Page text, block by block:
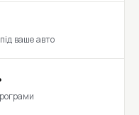
ваше авто